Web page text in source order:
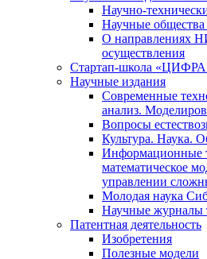
Научно-
Научные
О направлениях
осуществления
Стартап-школа
Научные издания
Современные
анализ.
Вопросы
Культура. Наука.
Информационные
математическое
управлении
Молодая наука
Научные журналы
Патентная деятельность
Изобретения
Полезные модели